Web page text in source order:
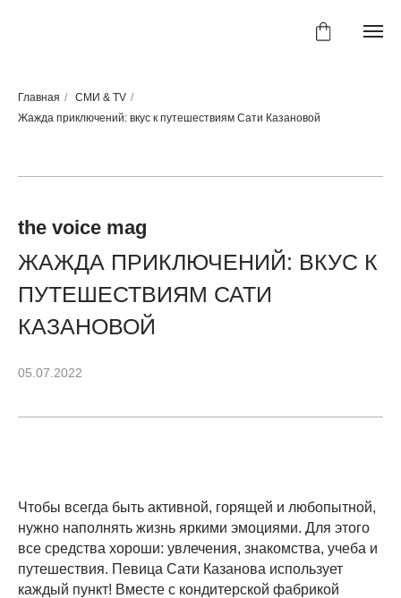
Главная / СМИ & TV /
Жажда приключений: вкус к путешествиям Сати Казановой
the voice mag
ЖАЖДА ПРИКЛЮЧЕНИЙ: ВКУС К
ПУТЕШЕСТВИЯМ САТИ
КАЗАНОВОЙ
05.07.2022
Чтобы всегда быть активной, горящей и любопытной,
нужно наполнять жизнь яркими эмоциями. Для этого
все средства хороши: увлечения, знакомства, учеба и
путешествия. Певица Сати Казанова использует
каждый пункт! Вместе с кондитерской фабрикой